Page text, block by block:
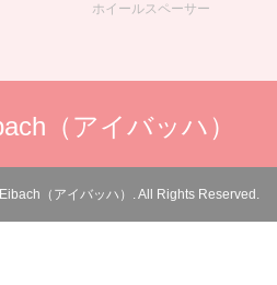
ホイールスペーサー
Eibach（アイバッハ） . All Rights Reserved.